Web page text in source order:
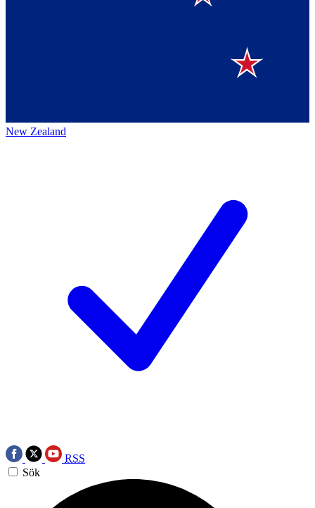
New Zealand
RSS
Sök